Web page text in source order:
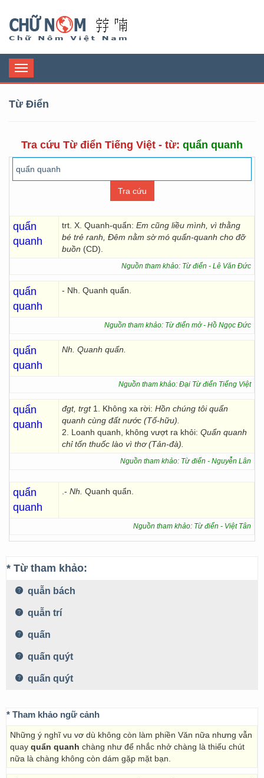
Toggle
navigation
Từ Điển
Tra cứu Từ điển Tiếng Việt - từ: quẩn quanh
quẩn
quanh
trt. X. Quanh-quẩn: Em cũng liều mình, vì thằng
bé trẻ ranh, Đêm nằm sờ mó quẩn-quanh cho đỡ
buồn (CD).
Nguồn tham khảo: Từ điển - Lê Văn Đức
quẩn
quanh
- Nh. Quanh quẩn.
Nguồn tham khảo: Từ điển mở - Hồ Ngọc Đức
quẩn
quanh
Nh. Quanh quẩn.
Nguồn tham khảo: Đại Từ điển Tiếng Việt
quẩn
quanh
đgt, trgt 1. Không xa rời: Hồn chúng tôi quẩn
quanh cùng đất nước (Tố-hữu).
2. Loanh quanh, không vượt ra khỏi: Quẩn quanh
chỉ tốn thuốc lào vì thơ (Tản-đà).
Nguồn tham khảo: Từ điển - Nguyễn Lân
quẩn
quanh
.- Nh. Quanh quẩn.
Nguồn tham khảo: Từ điển - Việt Tân
* Từ tham khảo:
quẫn bách
quẫn trí
quấn
quấn quýt
quấn quýt
* Tham khảo ngữ cảnh
Những ý nghĩ vu vơ dù không còn làm phiền Văn nữa nhưng vẫn
quay quẩn quanh chàng như để nhắc nhở chàng là thiếu chút
nữa là chàng không còn dám gặp mặt bạn.